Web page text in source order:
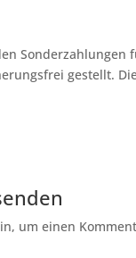
Sonderzahlungen
gestellt.
um einen